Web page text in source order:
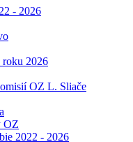
- 2026
roku 2026
OZ L. Sliače
OZ
2022 - 2026